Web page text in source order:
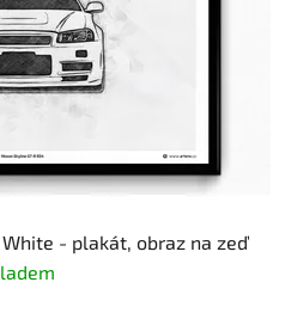
White - plakát, obraz na zeď